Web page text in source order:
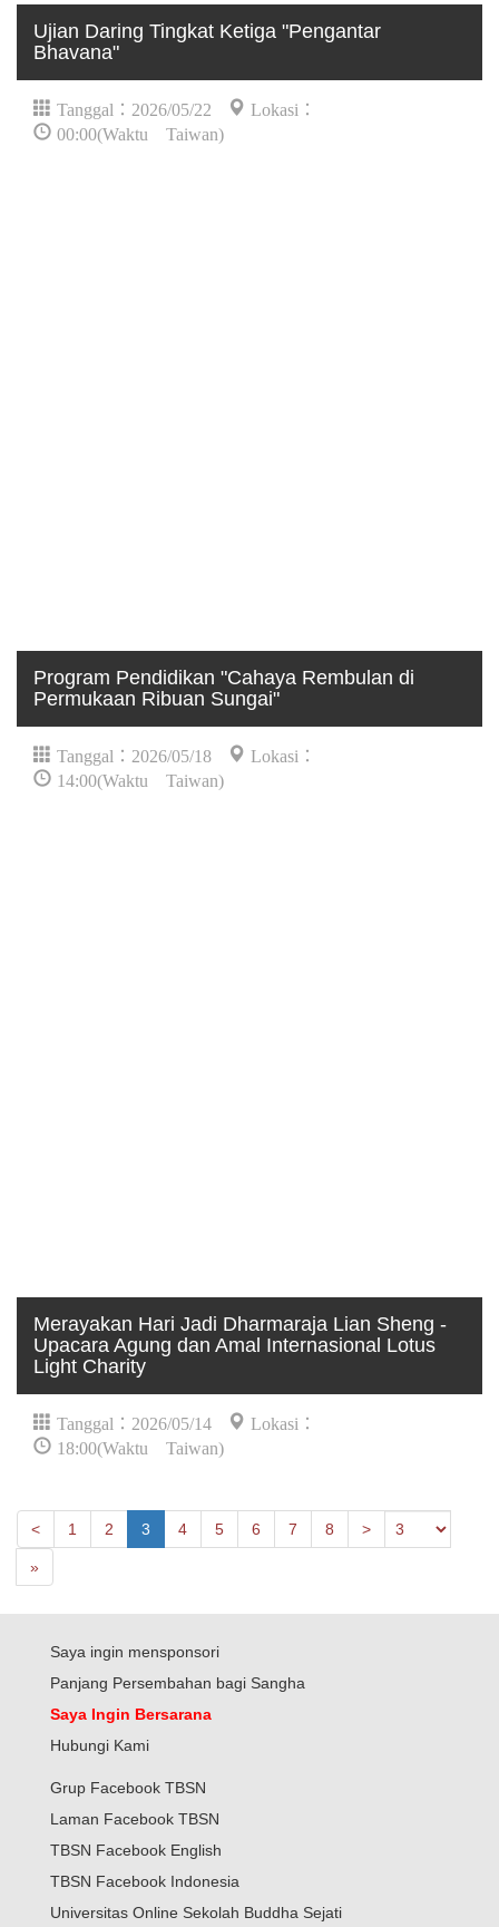
Ujian Daring Tingkat Ketiga "Pengantar
Bhavana"
Tanggal：2026/05/22
Lokasi：
00:00(Waktu Taiwan)
Program Pendidikan "Cahaya Rembulan di
Permukaan Ribuan Sungai"
Tanggal：2026/05/18
Lokasi：
14:00(Waktu Taiwan)
Merayakan Hari Jadi Dharmaraja Lian Sheng -
Upacara Agung dan Amal Internasional Lotus
Light Charity
Tanggal：2026/05/14
Lokasi：
18:00(Waktu Taiwan)
<Next1 2 3 4 5 6 7 8 >Previous
»Last
Saya ingin mensponsori
Panjang Persembahan bagi Sangha
Saya Ingin Bersarana
Hubungi Kami
Grup Facebook TBSN
Laman Facebook TBSN
TBSN Facebook English
TBSN Facebook Indonesia
Universitas Online Sekolah Buddha Sejati